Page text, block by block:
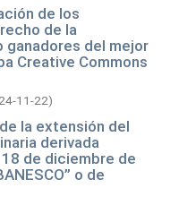
de los
de la
ganadores del mejor
Creative Commons
11-22)
la extensión del
derivada
de diciembre de
o de